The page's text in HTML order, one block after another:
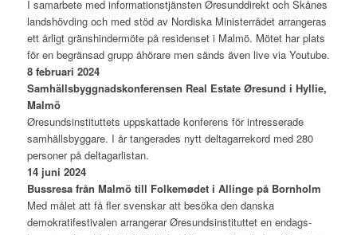
I samarbete med informationstjänsten Øresunddirekt och Skånes
landshövding och med stöd av Nordiska Ministerrådet arrangeras
ett årligt gränshindermöte på residenset i Malmö. Mötet har plats
för en begränsad grupp åhörare men sänds även live via Youtube.
8 februari 2024
Samhällsbyggnadskonferensen Real Estate Øresund i Hyllie,
Malmö
Øresundsinstituttets uppskattade konferens för intresserade
samhällsbyggare. I år tangerades nytt deltagarrekord med 280
personer på deltagarlistan.
14 juni 2024
Bussresa från Malmö till Folkemødet i Allinge på Bornholm
Med målet att få fler svenskar att besöka den danska
demokratifestivalen arrangerar Øresundsinstituttet en endags-